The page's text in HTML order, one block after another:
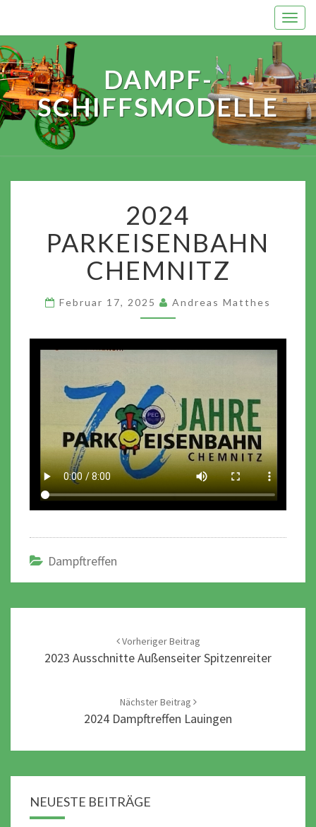
content
DAMPF-
SCHIFFSMODELLE
PARKEISENBAHN
CHEMNITZ
2024
PARKEISENBAHN
CHEMNITZ
Februar 17, 2025 Andreas Matthes
Dampftreffen
Vorheriger Beitrag
2023 Ausschnitte Außenseiter Spitzenreiter
Nächster Beitrag
2024 Dampftreffen Lauingen
NEUESTE BEITRÄGE